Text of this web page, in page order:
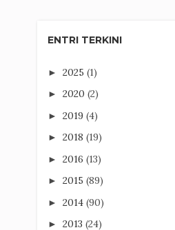
ENTRI TERKINI
► 2025 (1)
► 2020 (2)
► 2019 (4)
► 2018 (19)
► 2016 (13)
► 2015 (89)
► 2014 (90)
► 2013 (24)